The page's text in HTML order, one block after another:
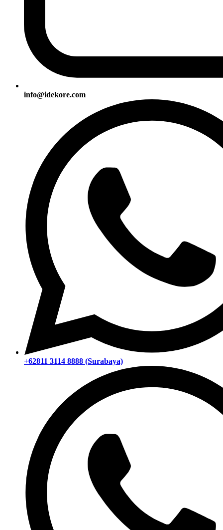
info@idekore.com
+62811 3114 8888 (Surabaya)